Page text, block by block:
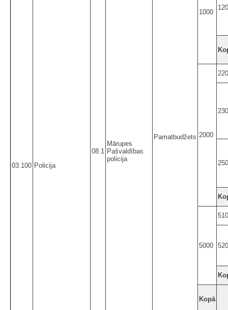
03.100 Policija
08.1
Mārupes
Pašvaldības
policija
Pamatbudžets
1000
2000
5000
Kopā